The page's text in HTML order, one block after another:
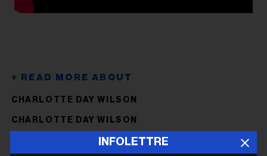
CHARLOTTE DAY WILSON
CHARLOTTE DAY WILSON
INFOLETTRE